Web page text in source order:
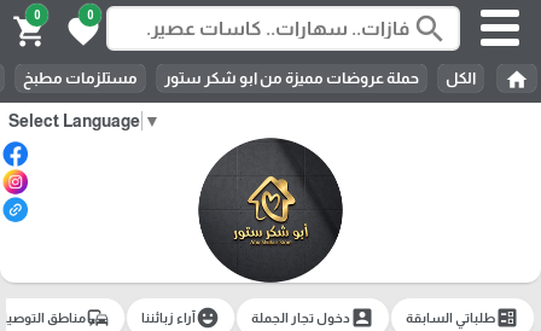
Select Language ▼
search
0
favorite
0
shopping_cart
home الكل حملة عروضات مميزة من ابو شكر ستور مستلزمات مطبخ
ballotطلباتي السابقة account_boxدخول تجار الجملة emoji_emotionsآراء زبائننا commuteمناطق